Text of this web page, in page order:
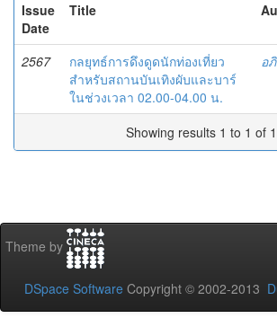
Issue
Date
Title
2567
กลยุทธ์การดึงดูดนักท่องเที่ยว
สำหรับสถานบันเทิงผับและบาร์
ในช่วงเวลา 02.00-04.00 น.
อ
Showing results 1 to 1 of 1
Theme by
DSpace Software Copyright © 2002-2013